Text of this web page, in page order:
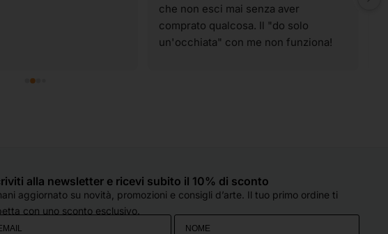
che non esci mai senza aver
comprato qualcosa. Il "do solo
un'occhiata" con me non funziona!
Hanno sempre un occhio di riguardo
per tutti e si fanno in quattro per
belle!! Grazie!
alla newsletter e ricevi subito il 10% di sconto
aggiornato su novità, promozioni e consigli d’arte. Il tuo primo ordine ti
con uno sconto esclusivo.